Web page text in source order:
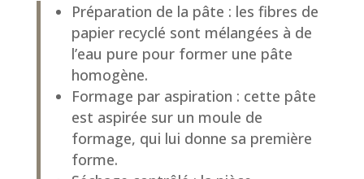
Préparation de la pâte : les fibres de
papier recyclé sont mélangées à de
l’eau pure pour former une pâte
homogène.
Formage par aspiration : cette pâte
est aspirée sur un moule de
formage, qui lui donne sa première
forme.